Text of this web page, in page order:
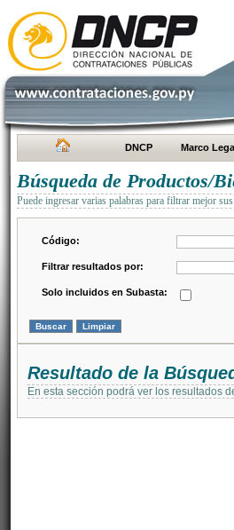
DNCP Marco
Búsqueda de Productos/
Puede ingresar varias palabras para filtrar mejor
Código:
Filtrar resultados por:
Solo incluidos en Subasta:
Resultado de la
En esta sección podrá ver los resultados